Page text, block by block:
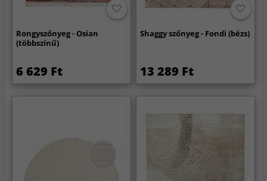
Rongyszőnyeg - Osian
(többszínű)
6 629 Ft
Shaggy szőnyeg - Fondi (bézs)
13 289 Ft